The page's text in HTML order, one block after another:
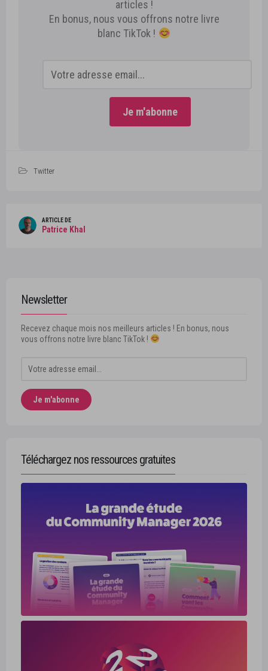
articles !
En bonus, nous vous offrons notre livre
blanc TikTok !
Twitter
ARTICLE DE
Patrice Khal
Newsletter
Recevez chaque mois nos meilleurs articles ! En bonus, nous
vous offrons notre livre blanc TikTok !
Téléchargez nos ressources gratuites